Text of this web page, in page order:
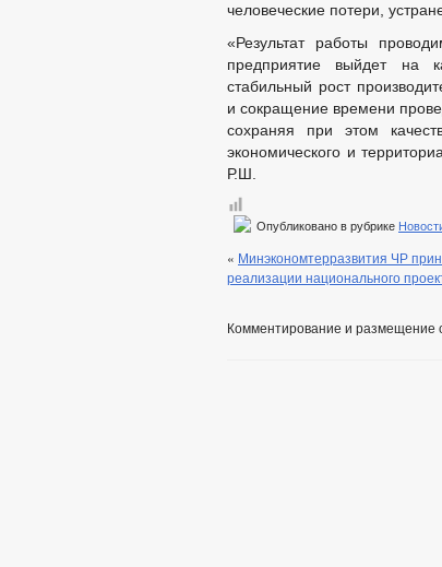
человеческие потери,
«Результат работы
предприятие выйдет на
стабильный рост
и сокращение времени
сохраняя при этом
экономического и
Р.Ш.
Опубликовано в рубрике
« Минэкономтерразвития ЧР
реализации национального
Комментирование и размещение